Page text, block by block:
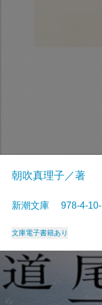
朝吹真理子／著
新潮文庫 978-4-
文庫電子書籍あり